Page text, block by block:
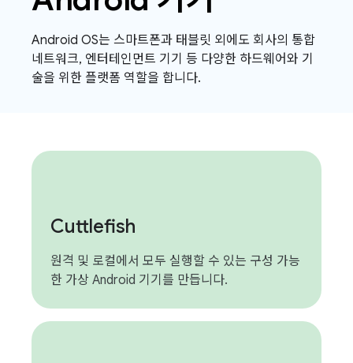
Android OS는 스마트폰과 태블릿 외에도 회사의 통합
네트워크, 엔터테인먼트 기기 등 다양한 하드웨어와 기
술을 위한 플랫폼 역할을 합니다.
Cuttlefish
원격 및 로컬에서 모두 실행할 수 있는 구성 가능
한 가상 Android 기기를 만듭니다.